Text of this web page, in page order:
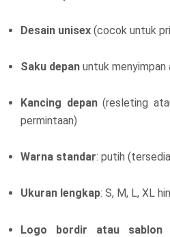
Desain unisex (cocok untuk
Saku depan untuk
Kancing depan(resleting
permintaan)
Warna standar: putih
Ukuran lengkap: S, M, L, XL
Logo bordir atau sablon